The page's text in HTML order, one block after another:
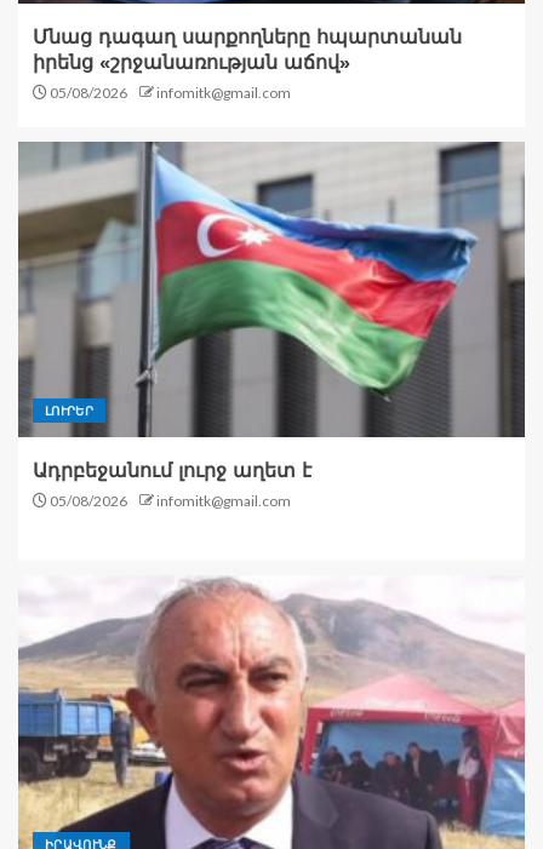
Մնաց դագաղ սարքողները հպարտանան
իրենց «շրջանառության աճով»
05/08/2026 infomitk@gmail.com
ԼՈՒՐԵՐ
Ադրբեջանում լուրջ աղետ է
05/08/2026 infomitk@gmail.com
ԻՐԱՎՈՒՆՔ